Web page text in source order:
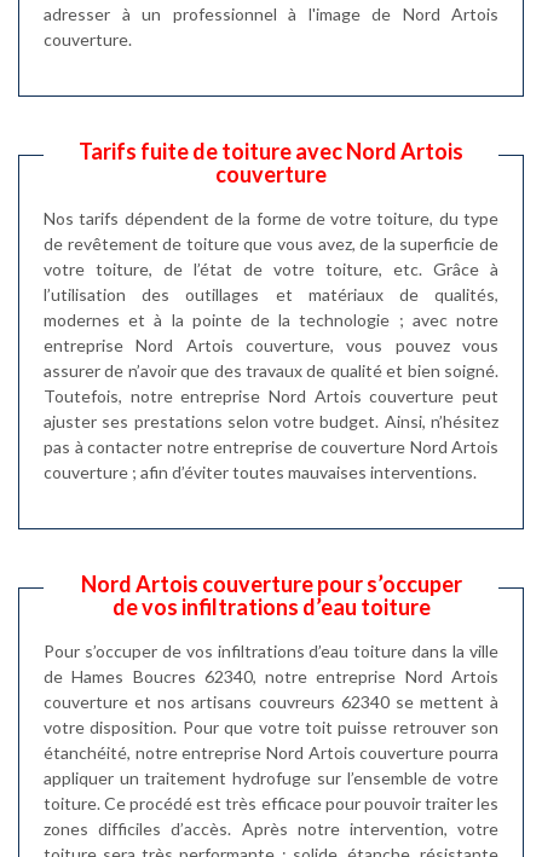
adresser à un professionnel à l'image de Nord Artois
couverture.
Tarifs fuite de toiture avec Nord Artois
couverture
Nos tarifs dépendent de la forme de votre toiture, du type
de revêtement de toiture que vous avez, de la superficie de
votre toiture, de l’état de votre toiture, etc. Grâce à
l’utilisation des outillages et matériaux de qualités,
modernes et à la pointe de la technologie ; avec notre
entreprise Nord Artois couverture, vous pouvez vous
assurer de n’avoir que des travaux de qualité et bien soigné.
Toutefois, notre entreprise Nord Artois couverture peut
ajuster ses prestations selon votre budget. Ainsi, n’hésitez
pas à contacter notre entreprise de couverture Nord Artois
couverture ; afin d’éviter toutes mauvaises interventions.
Nord Artois couverture pour s’occuper
de vos infiltrations d’eau toiture
Pour s’occuper de vos infiltrations d’eau toiture dans la ville
de Hames Boucres 62340, notre entreprise Nord Artois
couverture et nos artisans couvreurs 62340 se mettent à
votre disposition. Pour que votre toit puisse retrouver son
étanchéité, notre entreprise Nord Artois couverture pourra
appliquer un traitement hydrofuge sur l’ensemble de votre
toiture. Ce procédé est très efficace pour pouvoir traiter les
zones difficiles d’accès. Après notre intervention, votre